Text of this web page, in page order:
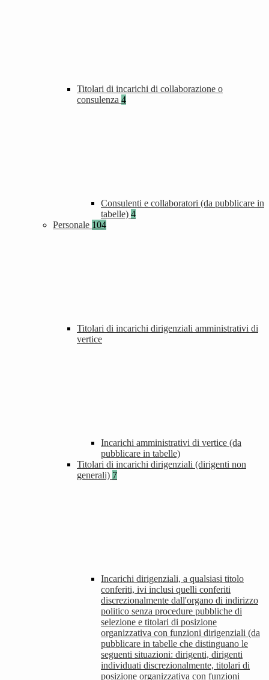
Titolari di incarichi di collaborazione o
consulenza 4
Consulenti e collaboratori (da pubblicare in
tabelle) 4
Personale 104
Titolari di incarichi dirigenziali amministrativi di
vertice
Incarichi amministrativi di vertice (da
pubblicare in tabelle)
Titolari di incarichi dirigenziali (dirigenti non
generali) 7
Incarichi dirigenziali, a qualsiasi titolo
conferiti, ivi inclusi quelli conferiti
discrezionalmente dall'organo di indirizzo
politico senza procedure pubbliche di
selezione e titolari di posizione
organizzativa con funzioni dirigenziali (da
pubblicare in tabelle che distinguano le
seguenti situazioni: dirigenti, dirigenti
individuati discrezionalmente, titolari di
posizione organizzativa con funzioni